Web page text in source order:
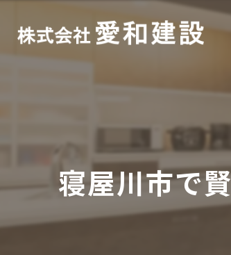
寝屋川市で